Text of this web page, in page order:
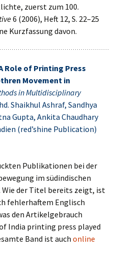
zuerst zum 100.
6 (2006), Heft 12, S. 22–25
Kurzfassung davon.
Role of Printing Press
Movement in
in Multidisciplinary
Shaikhul Ashraf, Sandhya
Gupta, Ankita Chaudhary
(red’shine Publication)
Publikationen bei der
im südindischen
Wie der Titel bereits zeigt, ist
fehlerhaftem Englisch
den Artikelgebrauch
India printing press played
Band ist auchonline